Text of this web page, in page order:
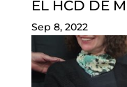
EL HCD DE
Sep 8, 2022